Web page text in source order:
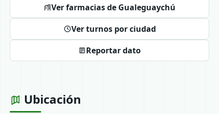
Ver farmacias de Gualeguaychú
Ver turnos por ciudad
Reportar dato
Ubicación